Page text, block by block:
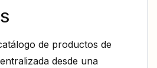
de productos de
desde una